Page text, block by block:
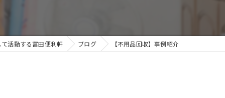
活動する富田便利軒 ブログ 【不用品回収】事例紹介